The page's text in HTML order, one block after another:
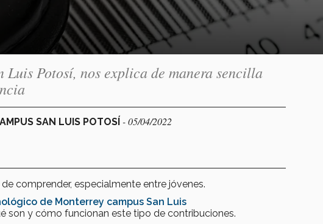
Luis Potosí, nos explica de manera sencilla
SAN LUIS POTOSÍ - 05/04/2022
comprender, especialmente entre jóvenes.
de Monterrey campus San Luis
son y cómo funcionan este tipo de contribuciones.